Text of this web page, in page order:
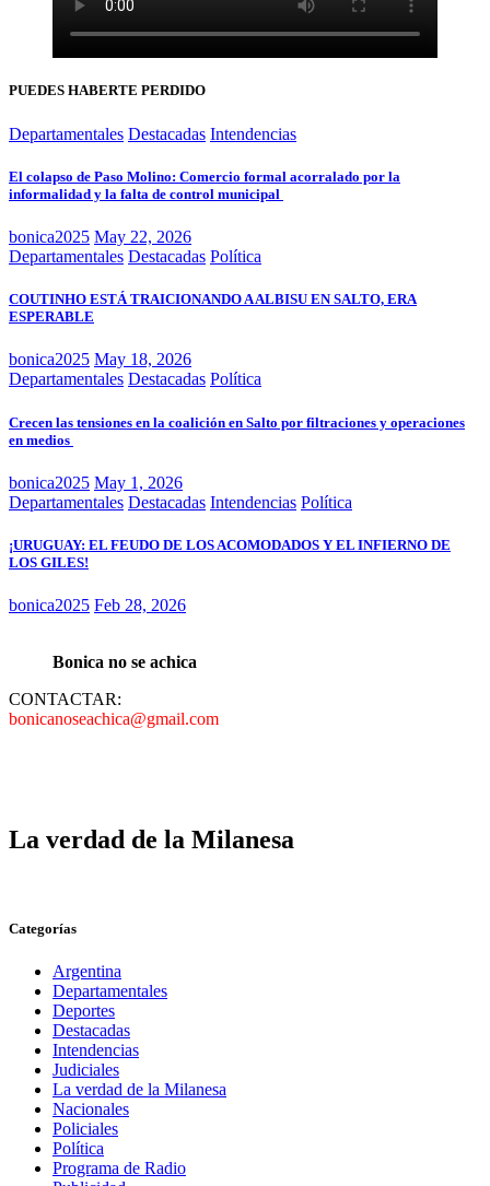
PUEDES HABERTE PERDIDO
Departamentales Destacadas Intendencias
El colapso de Paso Molino: Comercio formal acorralado por la
informalidad y la falta de control municipal
bonica2025 May 22, 2026
Departamentales Destacadas Política
COUTINHO ESTÁ TRAICIONANDO A ALBISU EN SALTO, ERA
ESPERABLE
bonica2025 May 18, 2026
Departamentales Destacadas Política
Crecen las tensiones en la coalición en Salto por filtraciones y operaciones
en medios
bonica2025 May 1, 2026
Departamentales Destacadas Intendencias Política
¡URUGUAY: EL FEUDO DE LOS ACOMODADOS Y EL INFIERNO DE
LOS GILES!
bonica2025 Feb 28, 2026
Bonica no se achica
CONTACTAR:
bonicanoseachica@gmail.com
La verdad de la Milanesa
Categorías
Argentina
Departamentales
Deportes
Destacadas
Intendencias
Judiciales
La verdad de la Milanesa
Nacionales
Policiales
Política
Programa de Radio